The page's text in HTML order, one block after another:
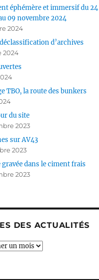
éphémère et immersif du 24
09 novembre 2024
2024
d’archives
2024
TBO, la route des bunkers
du site
2023
sur AV43
2023
gravée dans le ciment frais
2023
DES ACTUALITÉS